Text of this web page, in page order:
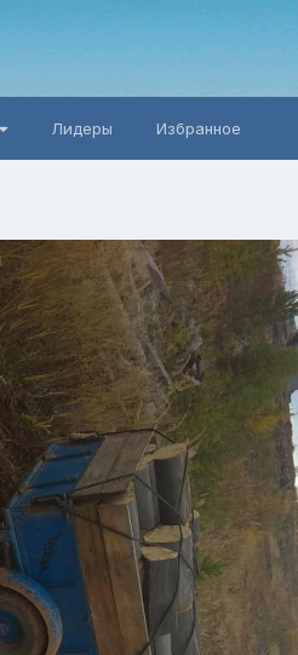
Лидеры Избранное